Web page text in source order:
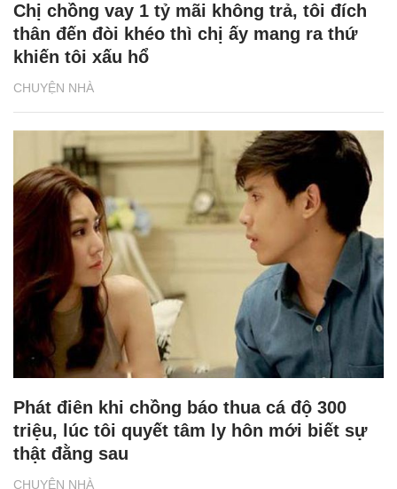
CHUYỆN NHÀ
Chị chồng vay 1 tỷ mãi không trả, tôi đích
thân đến đòi khéo thì chị ấy mang ra thứ
khiến tôi xấu hổ
CHUYỆN NHÀ
Phát điên khi chồng báo thua cá độ 300
triệu, lúc tôi quyết tâm ly hôn mới biết sự
thật đằng sau